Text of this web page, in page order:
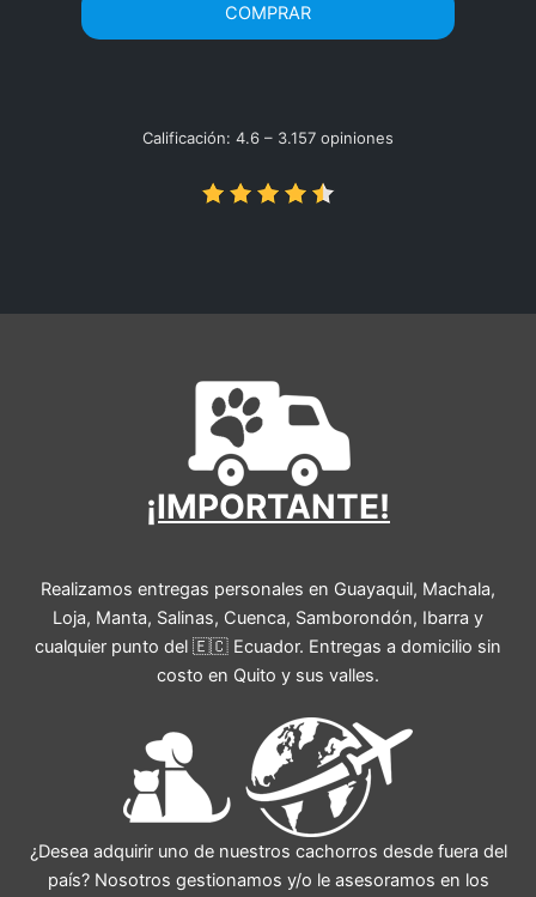
COMPRAR
Calificación: 4.6 – ‎3.157 opiniones
¡IMPORTANTE!
Realizamos entregas personales en Guayaquil, Machala,
Loja, Manta, Salinas, Cuenca, Samborondón, Ibarra y
cualquier punto del 🇪🇨 Ecuador. Entregas a domicilio sin
costo en Quito y sus valles.
¿Desea adquirir uno de nuestros cachorros desde fuera del
país? Nosotros gestionamos y/o le asesoramos en los